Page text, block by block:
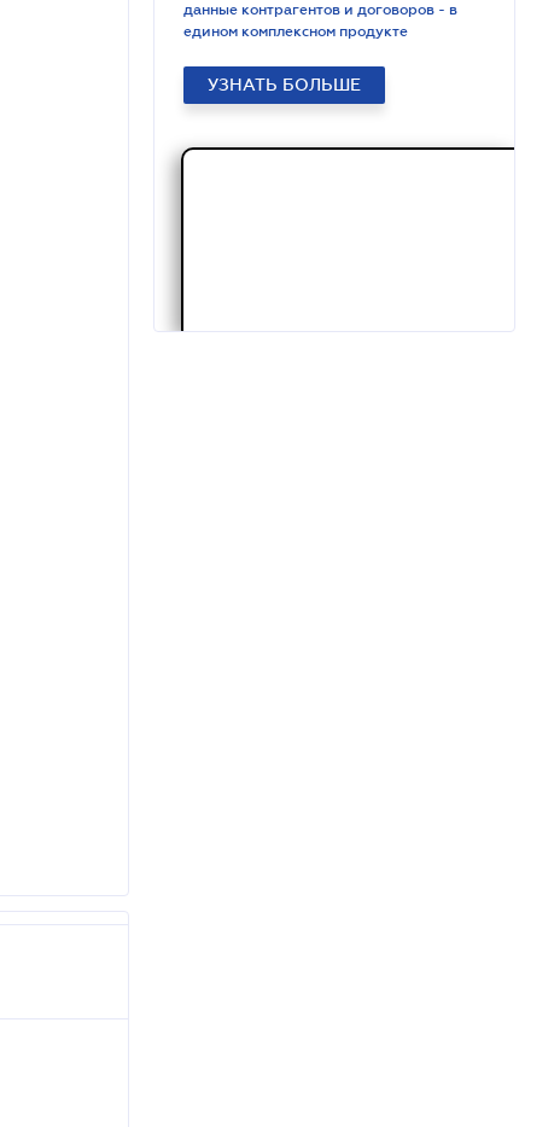
данные контрагентов и договоров - в
едином комплексном продукте
УЗНАТЬ БОЛЬШЕ